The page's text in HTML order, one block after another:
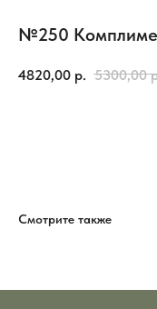
№250
4820,00 р. 5300,00
Смотрите также